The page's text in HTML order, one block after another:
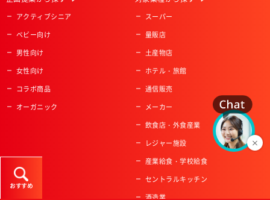
おすすめ
アクティブシニア
ベビー向け
男性向け
女性向け
コラボ商品
オーガニック
スーパー
量販店
土産物店
ホテル・旅館
通信販売
メーカー
飲食店・外食産業
レジャー施設
産業給食・学校給食
セントラルキッチン
酒造業